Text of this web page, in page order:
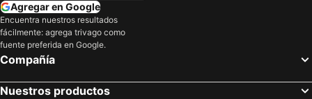
Agregar en Google
Encuentra nuestros resultados
fácilmente: agrega trivago como
fuente preferida en Google.
Compañía
Nuestros productos